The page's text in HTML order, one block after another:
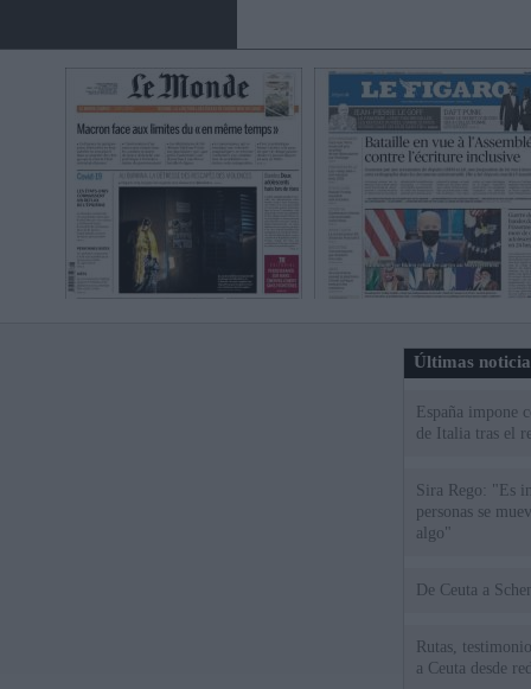
Últimas
España impone
de Italia tras el
Sira Rego: "Es
personas se
algo"
De
Rutas,
a Ceuta desde